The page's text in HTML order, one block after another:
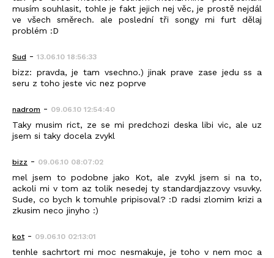
musím souhlasit, tohle je fakt jejich nej věc, je prostě nejdál
ve všech směrech. ale poslední tři songy mi furt dělaj
problém :D
Sud - 13.06.10 18:56:33
bizz: pravda, je tam vsechno.) jinak prave zase jedu ss a
seru z toho jeste vic nez poprve
nadrom - 09.06.10 12:54:40
Taky musim rict, ze se mi predchozi deska libi vic, ale uz
jsem si taky docela zvykl
bizz - 09.06.10 08:07:02
mel jsem to podobne jako Kot, ale zvykl jsem si na to,
ackoli mi v tom az tolik nesedej ty standardjazzovy vsuvky.
Sude, co bych k tomuhle pripisoval? :D radsi zlomim krizi a
zkusim neco jinyho :)
kot- 09.06.10 02:13:01
tenhle sachrtort mi moc nesmakuje, je toho v nem moc a